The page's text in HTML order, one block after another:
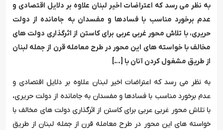
به نظر می رسد که اعتراضات اخیر لبنان علاوه بر دلایل اقتصادی و
عدم برخورد مناسب با فسادها و مفسدان به جامانده از دولت
حریری، با تلاش محور غربی عربی برای کاستن از اثرگذاری دولت های
مخالف با خواسته های این محور در طرح معامله قرن از جمله لبنان
از طریق مشغول کردن آنان با […]
به نظر می رسد که اعتراضات اخیر لبنان علاوه بر دلایل اقتصادی و
عدم برخورد مناسب با فسادها و مفسدان به جامانده از دولت حریری،
با تلاش محور غربی عربی برای کاستن از اثرگذاری دولت های مخالف با
خواسته های این محور در طرح معامله قرن از جمله لبنان از طریق